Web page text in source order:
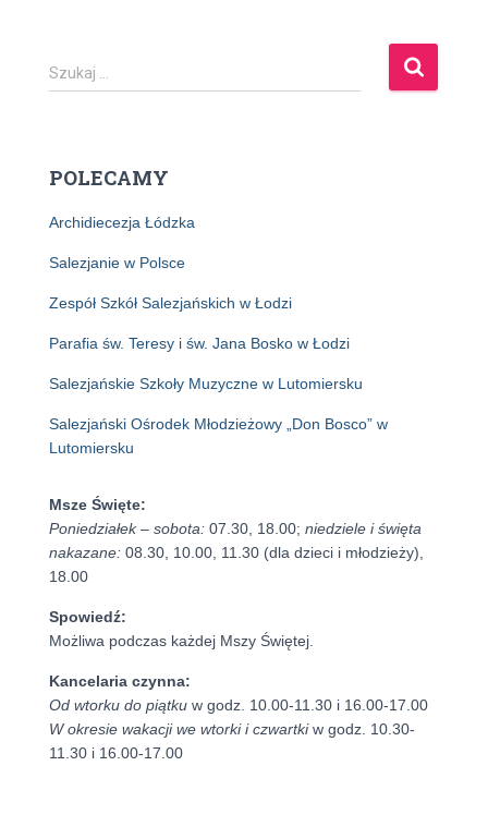
S
z
j
Szukaj …
POLECAMY
Archidiecezja Łódzka
Salezjanie w Polsce
Zespół Szkół Salezjańskich w Łodzi
Parafia św. Teresy i św. Jana Bosko w Łodzi
Salezjańskie Szkoły Muzyczne w Lutomiersku
Salezjański Ośrodek Młodzieżowy „Don Bosco” w
Lutomiersku
Msze Święte:
Poniedziałek – sobota: 07.30, 18.00; niedziele i święta
nakazane: 08.30, 10.00, 11.30 (dla dzieci i młodzieży),
18.00
Spowiedź:
Możliwa podczas każdej Mszy Świętej.
Kancelaria czynna:
Od wtorku do piątku w godz. 10.00-11.30 i 16.00-17.00
W okresie wakacji we wtorki i czwartkiw godz. 10.30-
11.30 i 16.00-17.00